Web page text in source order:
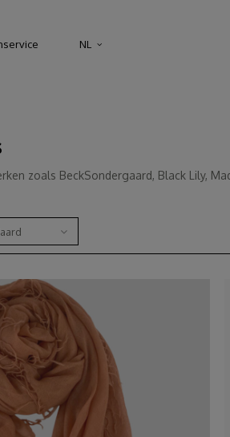
NL
zoals BeckSondergaard, Black Lily,